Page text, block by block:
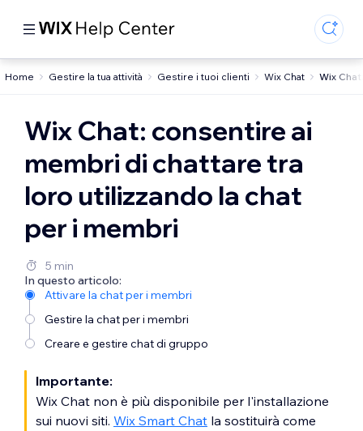
Home Gestire la tua attività Gestire i tuoi clienti Wix Chat Wix
Wix Chat: consentire ai
membri di chattare tra
loro utilizzando la chat
per i membri
5 min
In questo articolo:
Attivare la chat per i membri
Gestire la chat per i membri
Creare e gestire chat di gruppo
Importante:
Wix Chat non è più disponibile per l'installazione
sui nuovi siti. Wix Smart Chat la sostituirà come